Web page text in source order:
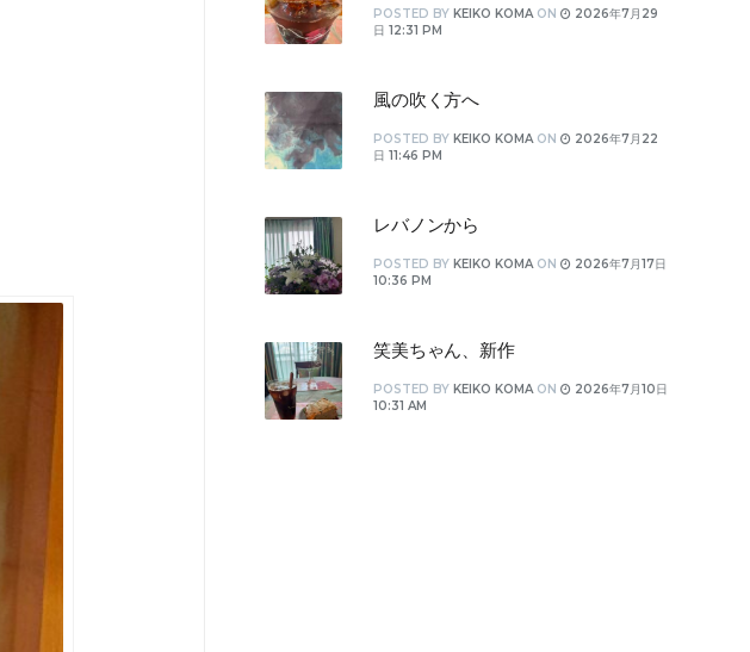
POSTED BY KEIKO KOMA ON
2026年7月29
日 12:31 PM
風の吹く方へ
POSTED BY KEIKO KOMA ON
2026年7月22
日 11:46 PM
レバノンから
POSTED BY KEIKO KOMA ON
2026年7月17日
10:36 PM
笑美ちゃん、新作
POSTED BY KEIKO KOMA ON
2026年7月10日
10:31 AM